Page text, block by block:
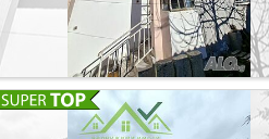
🛋️ Гостиная с кухней 🛏️
крытая терраса с барбекю -